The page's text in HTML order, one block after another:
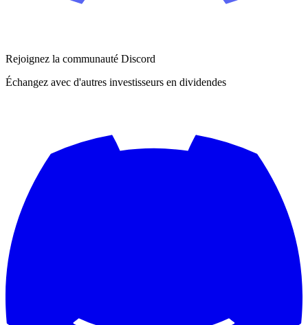
Rejoignez la communauté Discord
Échangez avec d'autres investisseurs en dividendes